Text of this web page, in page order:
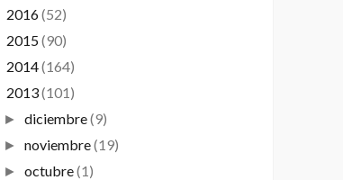
2016(52)
2015(90)
2014(164)
2013(101)
► diciembre(9)
► noviembre(19)
► octubre(1)